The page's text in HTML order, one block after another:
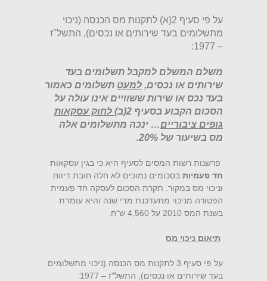
על פי סעיף 2(א) לתקנות מס הכנסה (ניכוי
מתשלומים בעד שירותים או נכסים), התשל"ז
– 1977:
משלם המשלם למקבל תשלומים בעד
שירותים או נכסים, למעט תשלומים כאמור
בעד נכס או שירות ששוויים אינו עולה על
הסכום הקבוע בסעיף 2(ב)
לחוק עסקאות
גופים ציבוריים… ינכה מתשלומים אלה
מס בשיעור של 20%.
פרשנות רשות המסים לסעיף היא כי בגין עסקאות
חד פעמיות בסכומים נמוכים לא חלה חובת דיווח
וניכוי מס במקור. תקרת הסכום לעסקה חד פעמית
הפטורה מניכוי מתעדכנת מדי שנה והיא עומדת
בשנת המס 2010 על 4,560 ש"ח.
תיאום ניכוי מס
על פי סעיף 3 לתקנות מס הכנסה (ניכוי מתשלומים
בעד שירותים או נכסים), התשל"ז – 1977: